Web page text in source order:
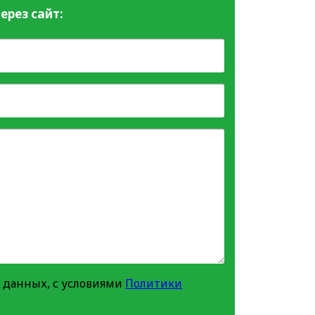
сайт:
с условиями Политики